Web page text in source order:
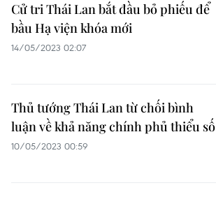
Cử tri Thái Lan bắt đầu bỏ phiếu để
bầu Hạ viện khóa mới
14/05/2023 02:07
Thủ tướng Thái Lan từ chối bình
luận về khả năng chính phủ thiểu số
10/05/2023 00:59